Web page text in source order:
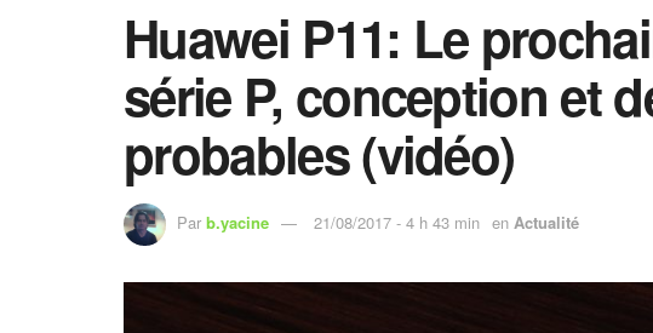
Huawei P11: Le
série P, conception et
probables (vidéo)
Par b.yacine 21/08/2017 - 4 h 43 min en Actualité